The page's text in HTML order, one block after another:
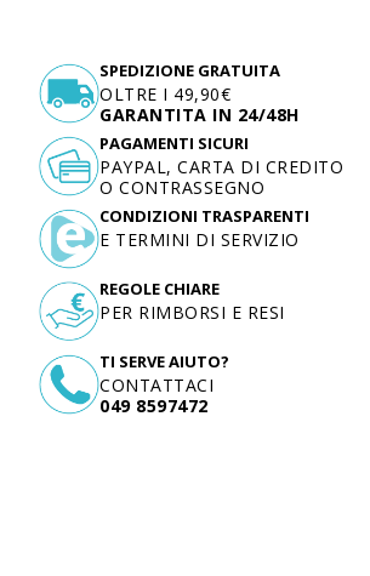
SPEDIZIONE GRATUITA
OLTRE I 49,90€
GARANTITA IN 24/48H
TI SERVE AIUTO?
CONTATTACI
049 8597472
PAGAMENTI SICURI
PAYPAL, CARTA DI CREDITO
O CONTRASSEGNO
CONDIZIONI TRASPARENTI
E TERMINI DI SERVIZIO
REGOLE CHIARE
PER RIMBORSI E RESI